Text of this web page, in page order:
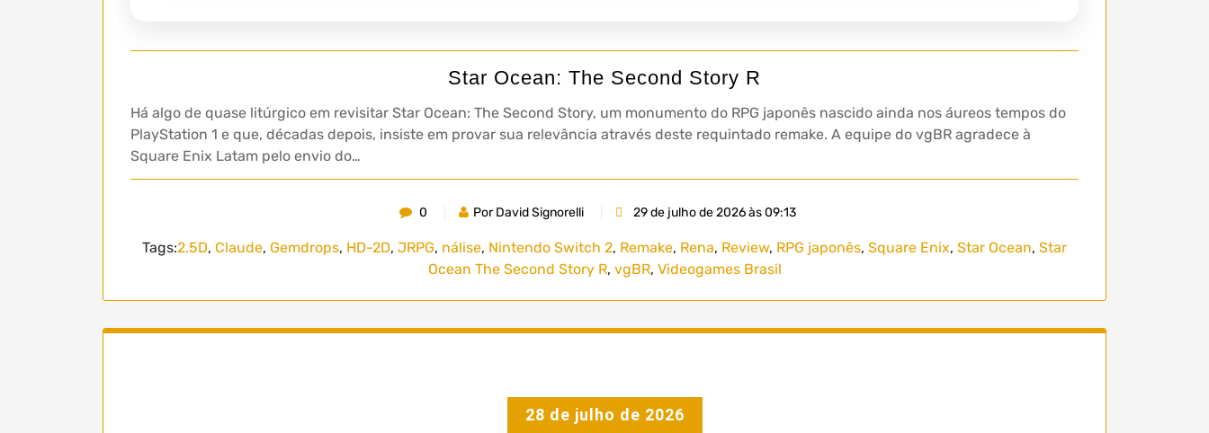
Star Ocean: The Second Story R
Há algo de quase litúrgico em revisitar Star Ocean: The Second Story, um monumento do RPG japonês nascido ainda nos áureos tempos do
PlayStation 1 e que, décadas depois, insiste em provar sua relevância através deste requintado remake. A equipe do vgBR agradece à
Square Enix Latam pelo envio do…
0 Por David Signorelli 29 de julho de 2026 às 09:13
Tags:2.5D, Claude, Gemdrops, HD-2D, JRPG, nálise, Nintendo Switch 2, Remake, Rena, Review, RPG japonês, Square Enix, Star Ocean, Star
Ocean The Second Story R, vgBR, Videogames Brasil
28 de julho de 2026